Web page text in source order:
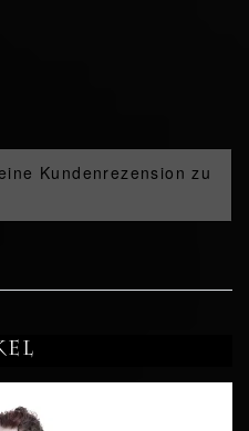
Kundenrezension zu